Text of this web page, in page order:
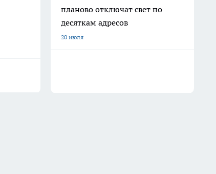
планово отключат свет по
десяткам адресов
20 июля